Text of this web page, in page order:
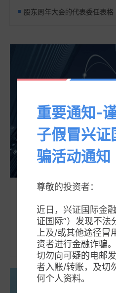
股东周年大会的代表委任表格
兴证国际联合兴业证券金融与
台，实现对中国内地、香港和
对中国内地背景上市公司的覆
重要通知-
子假冒兴证
骗活动通知
尊敬的投资者：
近日，兴证国际金
证国际”）发现不法
上及/或其他途径冒
资者进行金融诈骗
切勿向可疑的电邮
者入账/转账，及切
何个人资料。